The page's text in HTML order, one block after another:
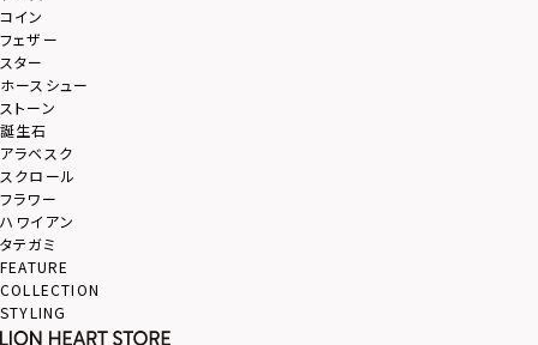
コイン
フェザー
スター
ホースシュー
ストーン
誕生石
アラベスク
スクロール
フラワー
ハワイアン
タテガミ
FEATURE
COLLECTION
STYLING